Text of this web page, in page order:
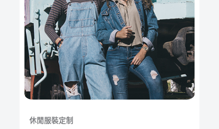
休閒服裝定制